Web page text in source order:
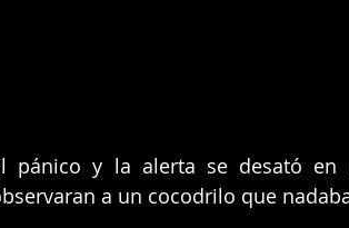
pánico y la alerta se desató en
a un cocodrilo que